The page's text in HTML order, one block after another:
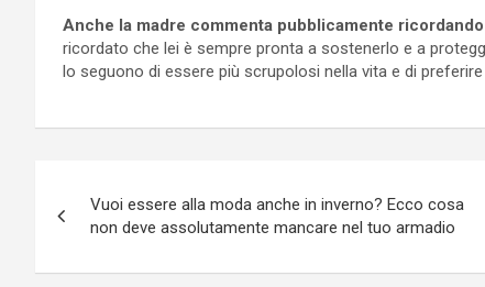
Anche la madre commenta pubblicamente
ricordato che lei è sempre pronta a sostenerlo e a
lo seguono di essere più scrupolosi nella vita e di
articoli
Vuoi essere alla moda anche in inverno? Ecco cosa
non deve assolutamente mancare nel tuo armadio